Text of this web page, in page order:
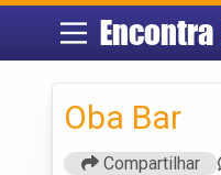
Encontra
Oba Bar
Compartilhar